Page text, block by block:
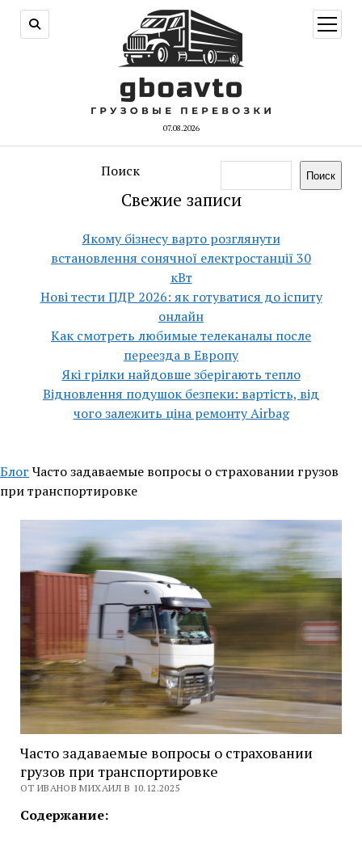
07.08.2026
меню
Поиск Поиск
Свежие записи
Якому бізнесу варто розглянути
встановлення сонячної електростанції 30
кВт
Нові тести ПДР 2026: як готуватися до іспиту
онлайн
Как смотреть любимые телеканалы после
переезда в Европу
Які грілки найдовше зберігають тепло
Відновлення подушок безпеки: вартість, від
чого залежить ціна ремонту Airbag
Блог Часто задаваемые вопросы о страховании грузов
при транспортировке
Часто задаваемые вопросы о страховании
грузов при транспортировке
ОТ ИВАНОВ МИХАИЛ В 10.12.2025
Содержание: